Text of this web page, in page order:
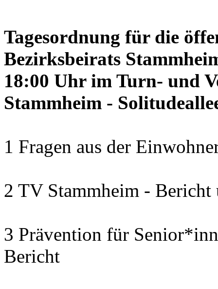
Tagesordnung für die
Bezirksbeirats
18:00 Uhr im Turn- und
Stammheim -
1 Fragen aus der
2 TV Stammheim - Bericht
3 Prävention für
Bericht